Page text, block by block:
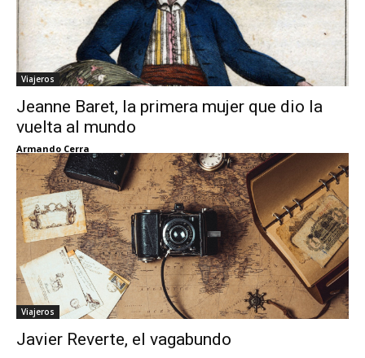
Viajeros
Jeanne Baret, la primera mujer que dio la
vuelta al mundo
Armando Cerra
Viajeros
Javier Reverte, el vagabundo